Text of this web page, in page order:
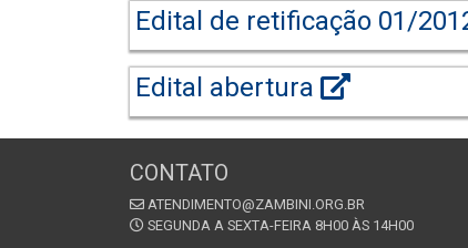
Edital de retificação 01/
Edital abertura
CONTATO
ATENDIMENTO@ZAMBINI.ORG.BR
SEGUNDA A SEXTA-FEIRA 8H00 ÀS 14H00